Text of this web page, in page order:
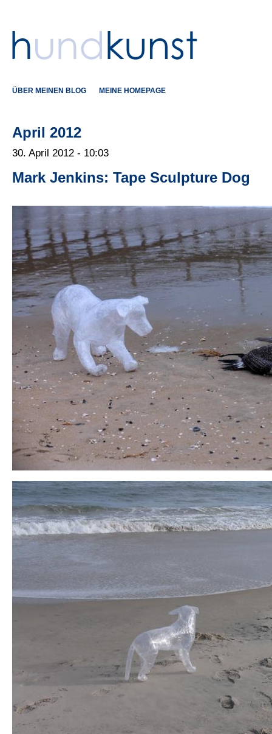
ÜBER MEINEN BLOG MEINE HOMEPAGE
April 2012
30. April 2012 - 10:03
Mark Jenkins: Tape Sculpture Dog